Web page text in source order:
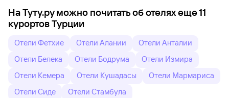
На Туту.ру можно почитать об отелях еще 11
курортов Турции
Отели Фетхие Отели Алании
Отели Анталии
Отели Белека
Отели Бодрума
Отели Измира
Отели Кемера
Отели Кушадасы
Отели Мармариса
Отели Сиде
Отели Стамбула